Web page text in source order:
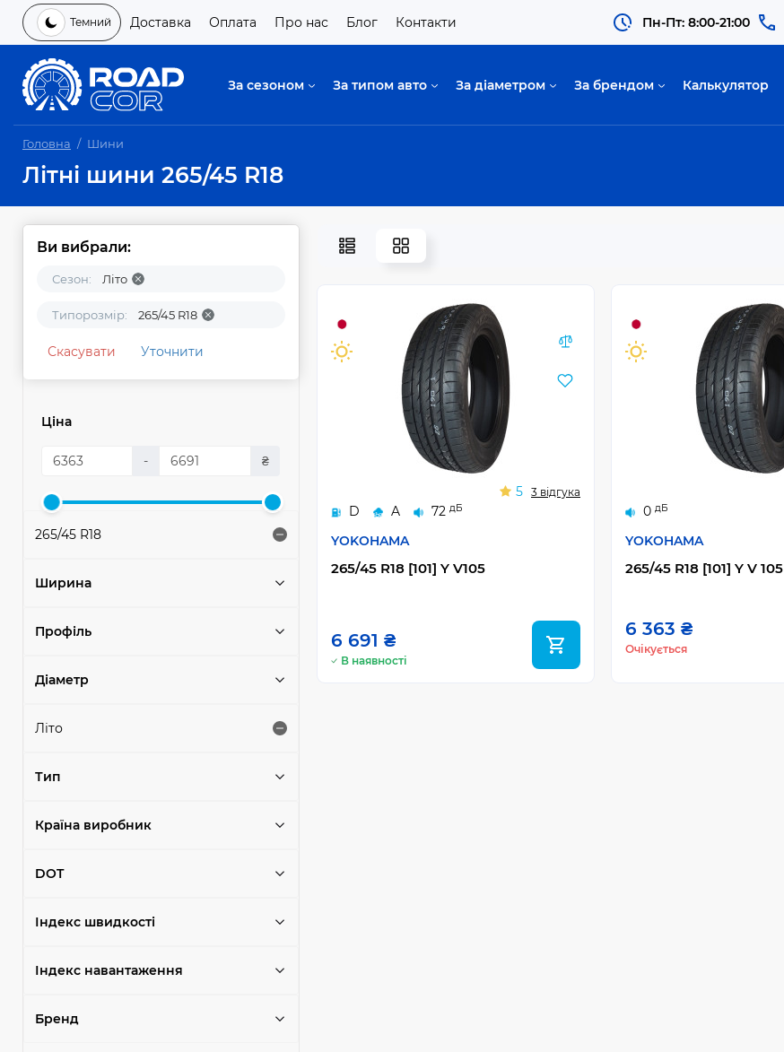
Темний Доставка Оплата Про нас Блог Контакти Пн-Пт: 8:00-21:00
За сезоном За типом авто За діаметром За брендом Калькулятор
Головна Шини
Літні шини 265/45 R18
Ви вибрали:
Сезон: Літо
Типорозмір: 265/45 R18
Скасувати Уточнити
Ціна
- ₴
265/45 R18
Ширина
Профіль
Діаметр
Літо
Тип
Країна виробник
DOT
Індекс швидкості
Індекс навантаження
Бренд
D A 72 дБ
YOKOHAMA
5 3 відгука
265/45 R18 [101] Y V105
6 691 ₴
В наявності
0 дБ
YOKOHAMA
265/45 R18 [101] Y V 105
6 363 ₴
Очікується